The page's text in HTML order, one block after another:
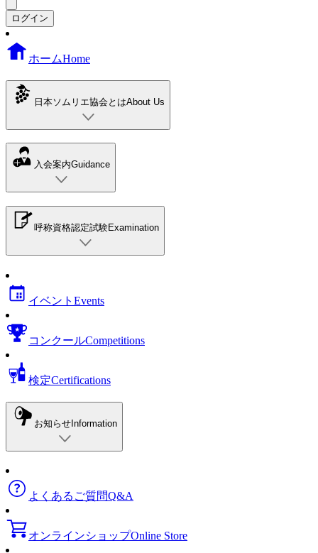
ログイン
ホームHome
日本ソムリエ協会とはAbout Us
入会案内Guidance
呼称資格認定試験Examination
イベント Events
コンクールCompetitions
検定Certifications
お知らせInformation
よくあるご質問Q&A
オンラインショップOnline Store